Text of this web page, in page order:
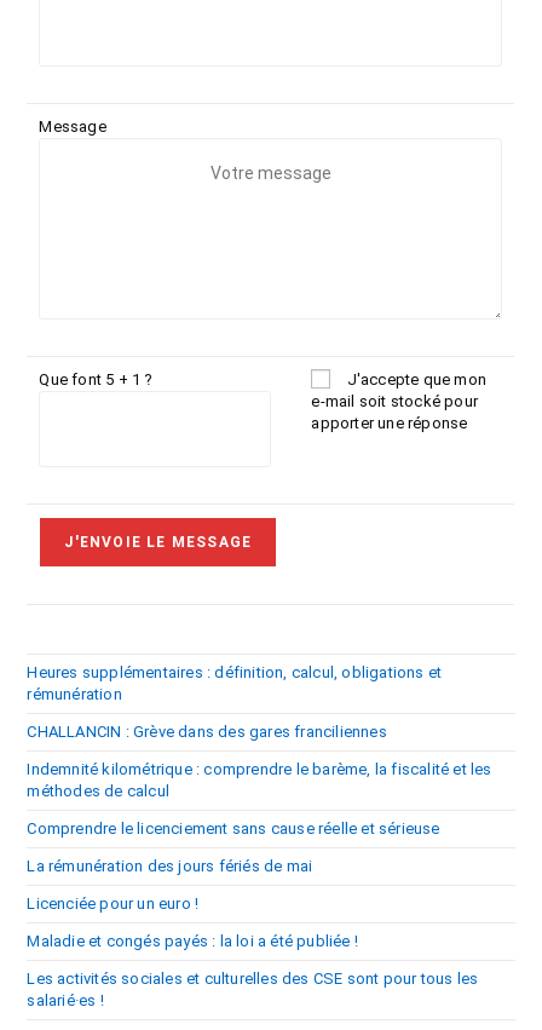
Message
Que font 5 + 1 ?
J'accepte que mon
e-mail soit stocké pour
apporter une réponse
Heures supplémentaires : définition, calcul, obligations et
rémunération
CHALLANCIN : Grève dans des gares franciliennes
Indemnité kilométrique : comprendre le barème, la fiscalité et les
méthodes de calcul
Comprendre le licenciement sans cause réelle et sérieuse
La rémunération des jours fériés de mai
Licenciée pour un euro !
Maladie et congés payés : la loi a été publiée !
Les activités sociales et culturelles des CSE sont pour tous les
salarié·es !